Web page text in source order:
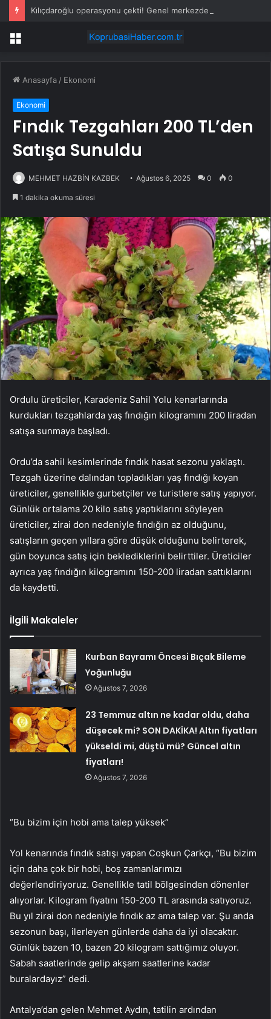
Menü
Anasayfa / Ekonomi
Ekonomi
Fındık Tezgahları 200 TL’den
Satışa Sunuldu
MEHMET HAZBİN KAZBEK Ağustos 6, 2025 0 0
1 dakika okuma süresi
Ordulu üreticiler, Karadeniz Sahil Yolu kenarlarında
kurdukları tezgahlarda yaş fındığın kilogramını 200 liradan
satışa sunmaya başladı.
Ordu’da sahil kesimlerinde fındık hasat sezonu yaklaştı.
Tezgah üzerine dalından topladıkları yaş fındığı koyan
üreticiler, genellikle gurbetçiler ve turistlere satış yapıyor.
Günlük ortalama 20 kilo satış yaptıklarını söyleyen
üreticiler, zirai don nedeniyle fındığın az olduğunu,
satışların geçen yıllara göre düşük olduğunu belirterek,
gün boyunca satış için beklediklerini belirttiler. Üreticiler
ayrıca yaş fındığın kilogramını 150-200 liradan sattıklarını
da kaydetti.
İlgili Makaleler
Kurban Bayramı Öncesi Bıçak Bileme
Yoğunluğu
Ağustos 7, 2026
23 Temmuz altın ne kadar oldu, daha
düşecek mi? SON DAKİKA! Altın fiyatları
yükseldi mi, düştü mü? Güncel altın
fiyatları!
Ağustos 7, 2026
“Bu bizim için hobi ama talep yüksek”
Yol kenarında fındık satışı yapan Coşkun Çarkçı, “Bu bizim
için daha çok bir hobi, boş zamanlarımızı
değerlendiriyoruz. Genellikle tatil bölgesinden dönenler
alıyorlar. Kilogram fiyatını 150-200 TL arasında satıyoruz.
Bu yıl zirai don nedeniyle fındık az ama talep var. Şu anda
sezonun başı, ilerleyen günlerde daha da iyi olacaktır.
Günlük bazen 10, bazen 20 kilogram sattığımız oluyor.
Sabah saatlerinde gelip akşam saatlerine kadar
buralardayız” dedi.
Antalya’dan gelen Mehmet Aydın, tatilin ardından